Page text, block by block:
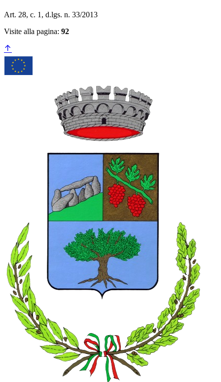
Art. 28, c. 1, d.lgs. n. 33/2013
Visite alla pagina: 92